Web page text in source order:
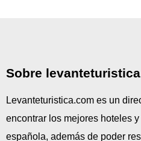
Sobre levanteturistica
Levanteturistica.com es un
encontrar los mejores hoteles
española, además de poder